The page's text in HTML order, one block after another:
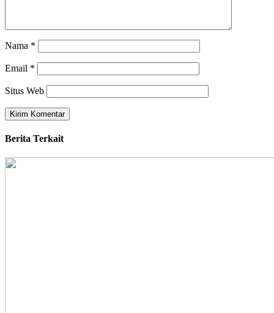
Nama *
Email *
Situs Web
Berita Terkait